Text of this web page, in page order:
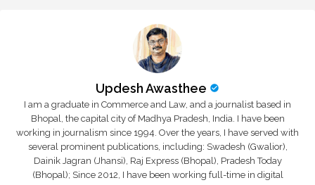
Updesh Awasthee
I am a graduate in Commerce and Law, and a journalist based in
Bhopal, the capital city of Madhya Pradesh, India. I have been
working in journalism since 1994. Over the years, I have served with
several prominent publications, including: Swadesh (Gwalior),
Dainik Jagran (Jhansi), Raj Express (Bhopal), Pradesh Today
(Bhopal); Since 2012, I have been working full-time in digital